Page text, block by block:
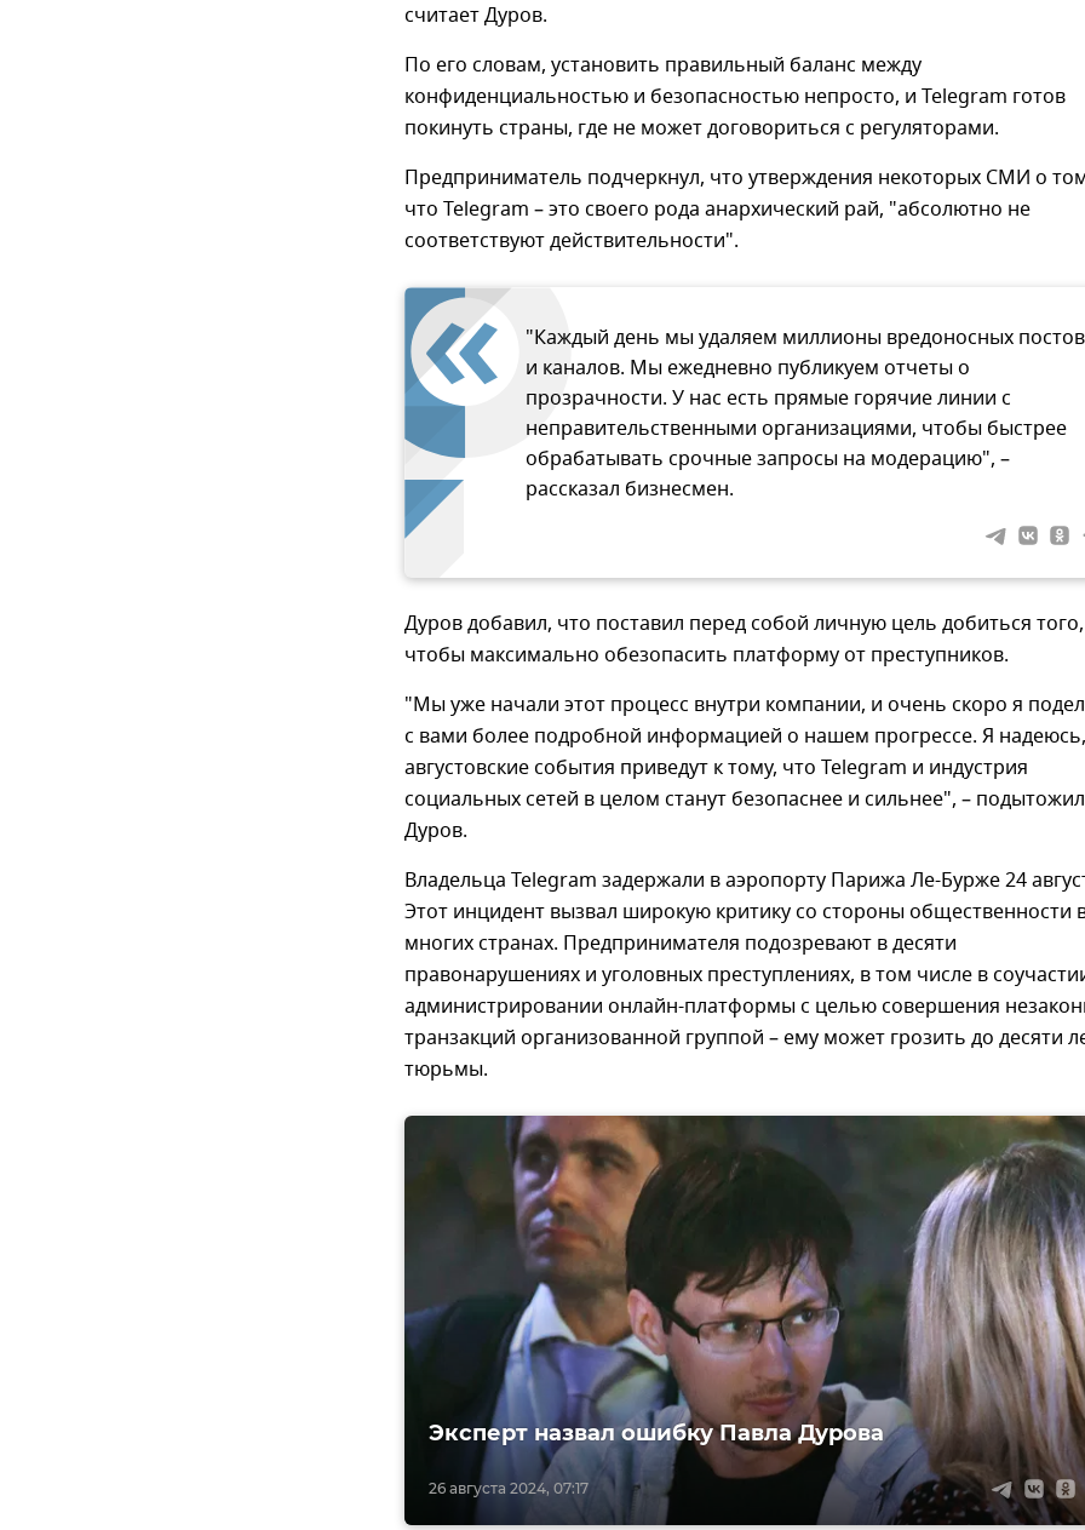
считает Дуров.
По его словам, установить правильный баланс между
конфиденциальностью и безопасностью непросто, и Telegram готов
покинуть страны, где не может договориться с регуляторами.
Предприниматель подчеркнул, что утверждения некоторых СМИ о
что Telegram – это своего рода анархический рай, "абсолютно не
соответствуют действительности".
"Каждый день мы удаляем миллионы вредоносных постов
и каналов. Мы ежедневно публикуем отчеты о
прозрачности. У нас есть прямые горячие линии с
неправительственными организациями, чтобы быстрее
обрабатывать срочные запросы на модерацию", –
рассказал бизнесмен.
Дуров добавил, что поставил перед собой личную цель добиться того,
чтобы максимально обезопасить платформу от преступников.
"Мы уже начали этот процесс внутри компании, и очень скоро я
с вами более подробной информацией о нашем прогрессе. Я
августовские события приведут к тому, что Telegram и индустрия
социальных сетей в целом станут безопаснее и сильнее", – подытожил
Дуров.
Владельца Telegram задержали в аэропорту Парижа Ле-Бурже 24
Этот инцидент вызвал широкую критику со стороны общественности
многих странах. Предпринимателя подозревают в десяти
правонарушениях и уголовных преступлениях, в том числе в
администрировании онлайн-платформы с целью совершения
транзакций организованной группой – ему может грозить до десяти
тюрьмы.
26 августа 2024, 07:17
Эксперт назвал ошибку Павла Дурова